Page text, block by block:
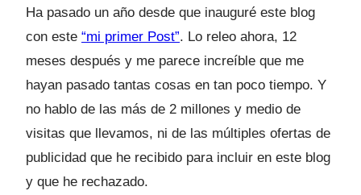
Ha pasado un año desde que inauguré este blog
con este “mi primer Post”. Lo releo ahora, 12
meses después y me parece increíble que me
hayan pasado tantas cosas en tan poco tiempo. Y
no hablo de las más de 2 millones y medio de
visitas que llevamos, ni de las múltiples ofertas de
publicidad que he recibido para incluir en este blog
y que he rechazado.